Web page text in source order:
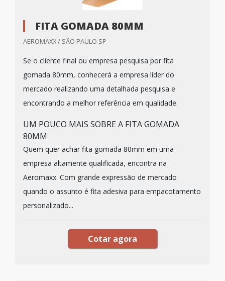
FITA GOMADA 80MM
AEROMAXX / SÃO PAULO SP
Se o cliente final ou empresa pesquisa por fita
gomada 80mm, conhecerá a empresa líder do
mercado realizando uma detalhada pesquisa e
encontrando a melhor referência em qualidade.
UM POUCO MAIS SOBRE A FITA GOMADA
80MM
Quem quer achar fita gomada 80mm em uma
empresa altamente qualificada, encontra na
Aeromaxx. Com grande expressão de mercado
quando o assunto é fita adesiva para empacotamento
personalizado...
Cotar agora